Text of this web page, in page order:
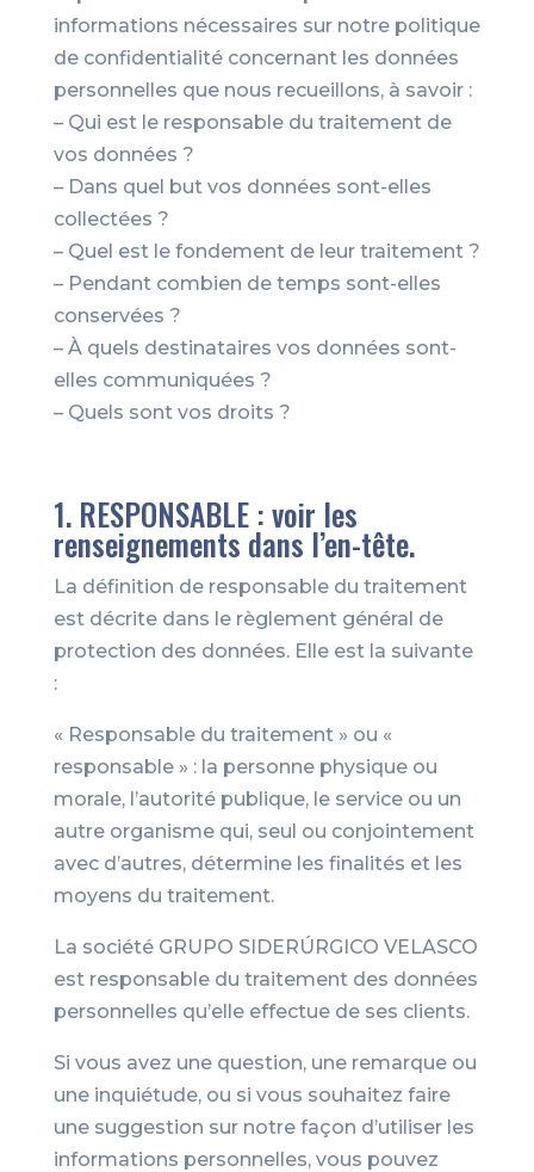
informations nécessaires sur notre politique
de confidentialité concernant les données
personnelles que nous recueillons, à savoir :
– Qui est le responsable du traitement de
vos données ?
– Dans quel but vos données sont-elles
collectées ?
– Quel est le fondement de leur traitement ?
– Pendant combien de temps sont-elles
conservées ?
– À quels destinataires vos données sont-
elles communiquées ?
– Quels sont vos droits ?
1. RESPONSABLE : voir les
renseignements dans l’en-tête.
La définition de responsable du traitement
est décrite dans le règlement général de
protection des données. Elle est la suivante
:
« Responsable du traitement » ou «
responsable » : la personne physique ou
morale, l’autorité publique, le service ou un
autre organisme qui, seul ou conjointement
avec d’autres, détermine les finalités et les
moyens du traitement.
La société GRUPO SIDERÚRGICO VELASCO
est responsable du traitement des données
personnelles qu’elle effectue de ses clients.
Si vous avez une question, une remarque ou
une inquiétude, ou si vous souhaitez faire
une suggestion sur notre façon d’utiliser les
informations personnelles, vous pouvez